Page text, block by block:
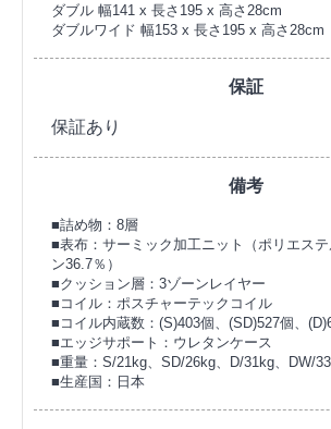
ダブル 幅141 x 長さ195 x 高さ28cm
ダブルワイド 幅153 x 長さ195 x 高さ28cm
保証
保証あり
備考
■詰め物：8層
■表布：サーミック加工ニット（ポリエス
ン36.7％）
■クッション層：3ゾーンレイヤー
■コイル：ポスチャーテックコイル
■コイル内蔵数：(S)403個、(SD)527個、
■エッジサポート：ウレタンケース
■重量：S/21kg、SD/26kg、D/31kg、DW/
■生産国：日本